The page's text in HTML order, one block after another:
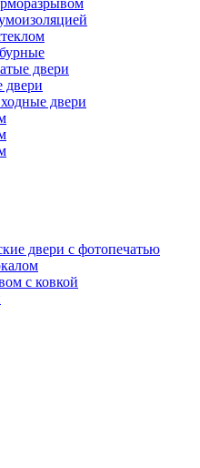
двери
двери
двери
двери с фотопечатью
с ковкой